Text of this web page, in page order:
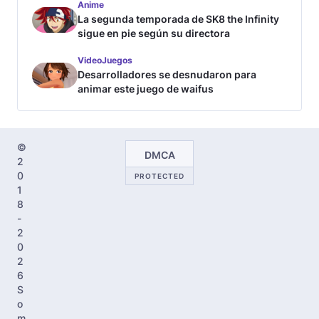
Anime
La segunda temporada de SK8 the Infinity
sigue en pie según su directora
VideoJuegos
Desarrolladores se desnudaron para
animar este juego de waifus
©
2
0
1
8
-
2
0
2
6
S
o
DMCA
PROTECTED